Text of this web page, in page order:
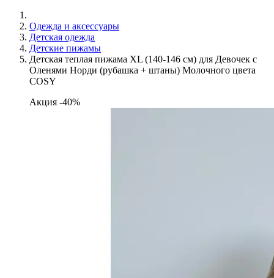
Одежда и аксессуары
Детская одежда
Детские пижамы
Детская теплая пижама XL (140-146 см) для Девочек с
Оленями Норди (рубашка + штаны) Молочного цвета
COSY
Акция -40%